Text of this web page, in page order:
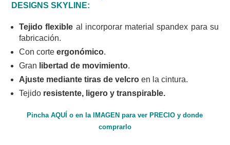
DESIGNS SKYLINE:
Tejido flexible al incorporar material spandex para su
fabricación.
Con corteergonómico.
Gran libertad de movimiento.
Ajuste mediante tiras de velcro en la cintura.
Tejido resistente, ligero y transpirable.
Pincha AQUÍ o en la IMAGEN para ver PRECIO y donde
comprarlo